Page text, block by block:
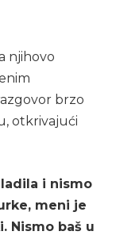
njihovo
brzo
otkrivajući
i nismo
meni je
Nismo baš u